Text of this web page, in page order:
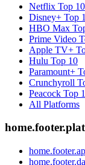
Netflix Top 10
Disney+ Top
HBO Max
Prime Video
Apple TV+
Hulu Top 10
Paramount+
Crunchyroll
Peacock Top
All Platforms